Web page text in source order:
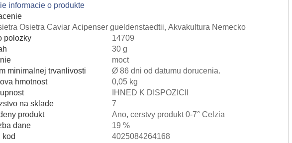
informacie o produkte
Osietra Caviar Acipenser gueldenstaedtii, Akvakultura Nemecko
polozky
14709
30 g
moct
minimalnej trvanlivosti
Ø 86 dni od datumu dorucenia.
hmotnost
0,05 kg
IHNED K DISPOZICII
na sklade
7
produkt
Ano, cerstvy produkt 0-7° Celzia
dane
19 %
kod
4025084264168